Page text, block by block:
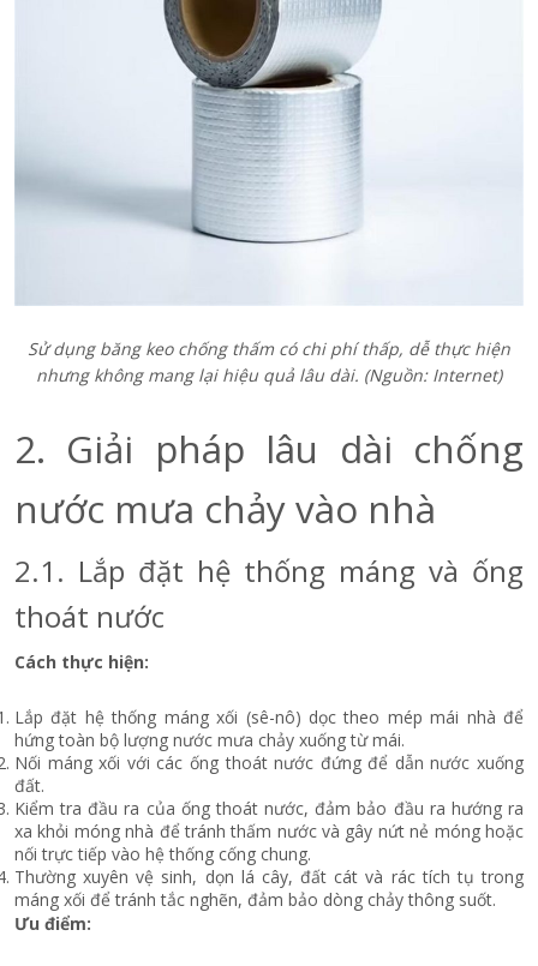
Sử dụng băng keo chống thấm có chi phí thấp, dễ thực hiện
nhưng không mang lại hiệu quả lâu dài. (Nguồn: Internet)
2. Giải pháp lâu dài chống
nước mưa chảy vào nhà
2.1. Lắp đặt hệ thống máng và ống
thoát nước
Cách thực hiện:
Lắp đặt hệ thống máng xối (sê-nô) dọc theo mép mái nhà để
hứng toàn bộ lượng nước mưa chảy xuống từ mái.
Nối máng xối với các ống thoát nước đứng để dẫn nước xuống
đất.
Kiểm tra đầu ra của ống thoát nước, đảm bảo đầu ra hướng ra
xa khỏi móng nhà để tránh thấm nước và gây nứt nẻ móng hoặc
nối trực tiếp vào hệ thống cống chung.
Thường xuyên vệ sinh, dọn lá cây, đất cát và rác tích tụ trong
máng xối để tránh tắc nghẽn, đảm bảo dòng chảy thông suốt.
Ưu điểm: